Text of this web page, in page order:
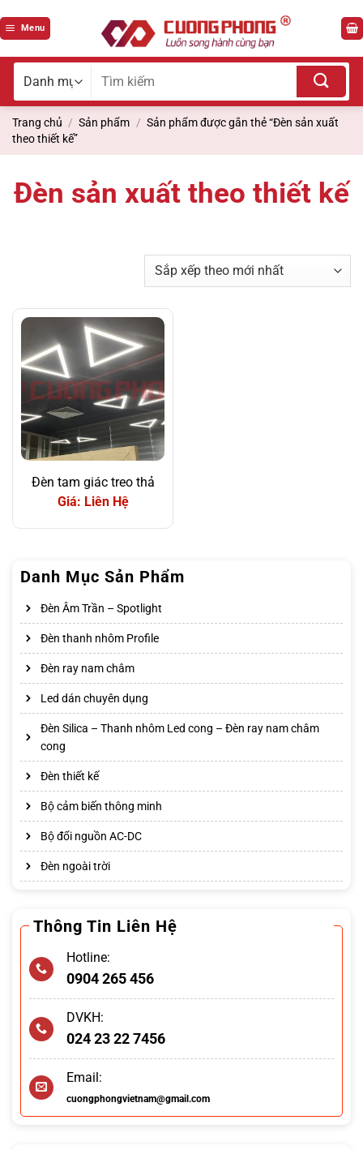
qua
Menu
Tìm
Trang chủ / Sản phẩm / Sản phẩm được gắn thẻ “Đèn sản xuất
theo thiết kế”
Danh Mục Sản Phẩm
Đèn Âm Trần – Spotlight
Đèn thanh nhôm Profile
Đèn ray nam châm
Led dán chuyên dụng
Đèn Silica – Thanh nhôm Led cong – Đèn ray nam châm
cong
Đèn thiết kế
Bộ cảm biến thông minh
Bộ đổi nguồn AC-DC
Đèn ngoài trời
Thông Tin Liên Hệ
Hotline:
0904 265 456
DVKH:
024 23 22 7456
Email:
cuongphongvietnam@gmail.com
Đèn sản xuất theo thiết kế
Đèn tam giác treo thả
Giá: Liên Hệ